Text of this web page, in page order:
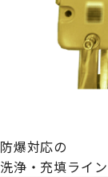
防爆対応の
洗浄・充填ライン